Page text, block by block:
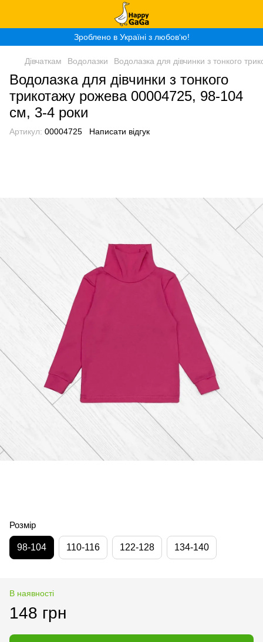
Зроблено в Україні з любов‘ю!
Дівчаткам Водолазки Водолазка для дівчинки з тонкого
Водолазка для дівчинки з тонкого
трикотажу рожева 00004725, 98-104
см, 3-4 роки
Артикул: 00004725 Написати відгук
Розмір
98-104 110-116 122-128 134-140
В наявності
148 грн